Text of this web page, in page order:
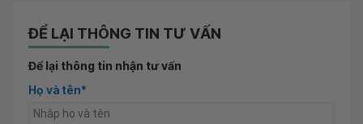
ĐỂ LẠI THÔNG TIN TƯ VẤN
Để lại thông tin nhận tư vấn
Họ và tên*